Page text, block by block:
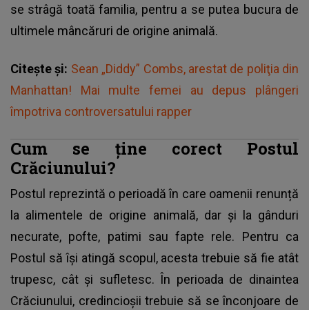
se strâgă toată familia, pentru a se putea bucura de
ultimele mâncăruri de origine animală.
Citește și: Sean „Diddy” Combs, arestat de poliţia din
Manhattan! Mai multe femei au depus plângeri
împotriva controversatului rapper
Cum se ține corect Postul
Crăciunului?
Postul reprezintă o perioadă în care oamenii renunță
la alimentele de origine animală, dar și la gânduri
necurate, pofte, patimi sau fapte rele. Pentru ca
Postul să își atingă scopul, acesta trebuie să fie atât
trupesc, cât și sufletesc. În perioada de dinaintea
Crăciunului, credincioșii trebuie să se înconjoare de